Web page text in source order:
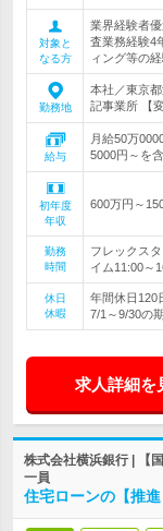
対象と
なる方
業界経験者
査業務経験4
ィング等の
勤務地
本社／東京
記事業所 【
給与
月給50万
5000円～を
初年度
年収
600万円～
勤務
時間
フレックス
イム11:00～
休日
休暇
年間休日120
7/1～9/30の
求人詳細を
株式会社横浜銀行 | 【
一員
住宅ローンの【推